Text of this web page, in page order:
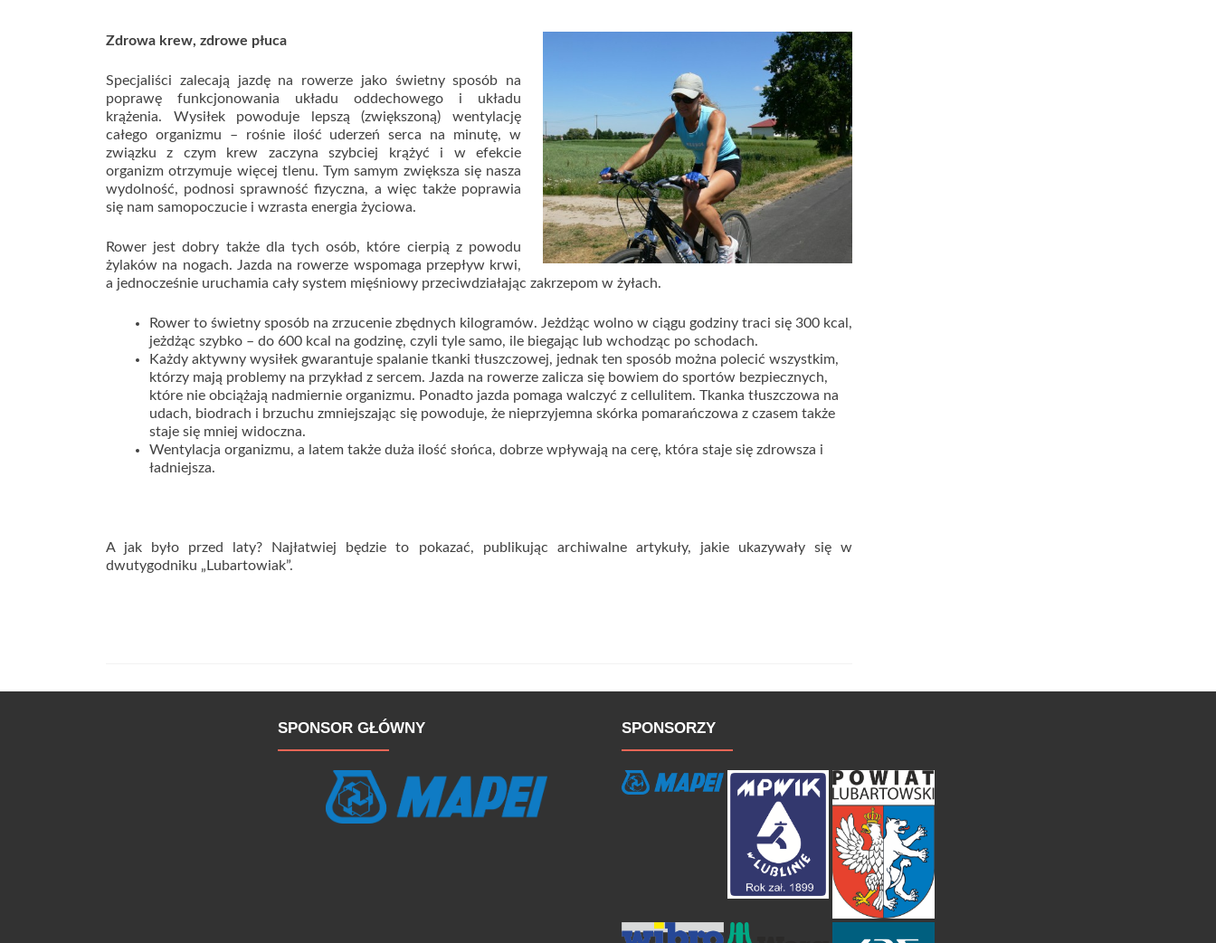
Zdrowa krew, zdrowe płuca
Specjaliści zalecają jazdę na rowerze jako świetny sposób na
poprawę funkcjonowania układu oddechowego i układu
krążenia. Wysiłek powoduje lepszą (zwiększoną) wentylację
całego organizmu – rośnie ilość uderzeń serca na minutę, w
związku z czym krew zaczyna szybciej krążyć i w efekcie
organizm otrzymuje więcej tlenu. Tym samym zwiększa się nasza
wydolność, podnosi sprawność fizyczna, a więc także poprawia
się nam samopoczucie i wzrasta energia życiowa.
Rower jest dobry także dla tych osób, które cierpią z powodu
żylaków na nogach. Jazda na rowerze wspomaga przepływ krwi,
a jednocześnie uruchamia cały system mięśniowy przeciwdziałając zakrzepom w żyłach.
Rower to świetny sposób na zrzucenie zbędnych kilogramów. Jeżdżąc wolno w ciągu godziny traci się 300 kcal,
jeżdżąc szybko – do 600 kcal na godzinę, czyli tyle samo, ile biegając lub wchodząc po schodach.
Każdy aktywny wysiłek gwarantuje spalanie tkanki tłuszczowej, jednak ten sposób można polecić wszystkim,
którzy mają problemy na przykład z sercem. Jazda na rowerze zalicza się bowiem do sportów bezpiecznych,
które nie obciążają nadmiernie organizmu. Ponadto jazda pomaga walczyć z cellulitem. Tkanka tłuszczowa na
udach, biodrach i brzuchu zmniejszając się powoduje, że nieprzyjemna skórka pomarańczowa z czasem także
staje się mniej widoczna.
Wentylacja organizmu, a latem także duża ilość słońca, dobrze wpływają na cerę, która staje się zdrowsza i
ładniejsza.
A jak było przed laty? Najłatwiej będzie to pokazać, publikując archiwalne artykuły, jakie ukazywały się w
dwutygodniku „Lubartowiak”.
SPONSOR GŁÓWNY SPONSORZY